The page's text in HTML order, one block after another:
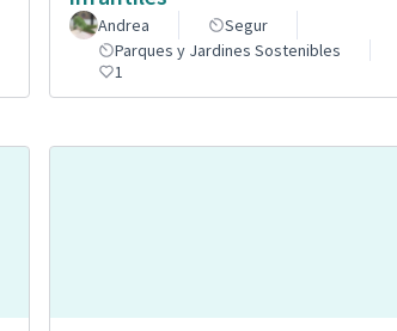
Andrea
Segur
Parques y Jardines Sostenibles
1